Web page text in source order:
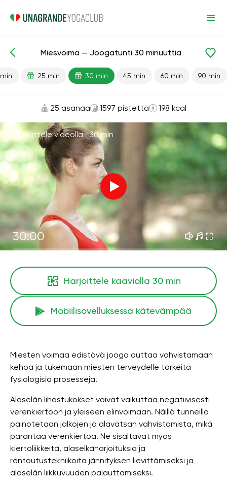
Valmiit oppitunnit Seksi
Miesvoima — Joogatunti 30 minuuttia
25 min 30 min 45 min 60 min 90 min
25 asanaa 1597 pistettä 198 kcal
Harjoittele videolla ·30 min
30:00
Harjoittele kaaviolla 30 min
Mobiilisovelluksessa kätevämpää
Miesten voimaa edistävä jooga auttaa vahvistamaan
kehoa ja tukemaan miesten terveydelle tärkeitä
fysiologisia prosesseja.
Alaselän lihastukokset voivat vaikuttaa negatiivisesti
verenkiertoon ja yleiseen elinvoimaan. Näillä tunneilla
painotetaan jalkojen ja alavatsan vahvistamista, mikä
parantaa verenkiertoa. Ne sisältävät myös
kiertoliikkeitä, alaselkäharjoituksia ja
rentoutustekniikoita jännityksen lievittämiseksi ja
alaselän liikkuvuuden palauttamiseksi.